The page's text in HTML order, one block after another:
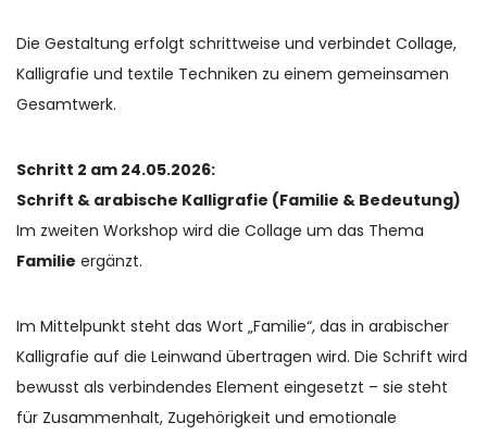
Die Gestaltung erfolgt schrittweise und verbindet Collage,
Kalligrafie und textile Techniken zu einem gemeinsamen
Gesamtwerk.
Schritt 2 am 24.05.2026:
Schrift & arabische Kalligrafie (Familie & Bedeutung)
Im zweiten Workshop wird die Collage um das Thema
Familie ergänzt.
Im Mittelpunkt steht das Wort „Familie“, das in arabischer
Kalligrafie auf die Leinwand übertragen wird. Die Schrift wird
bewusst als verbindendes Element eingesetzt – sie steht
für Zusammenhalt, Zugehörigkeit und emotionale